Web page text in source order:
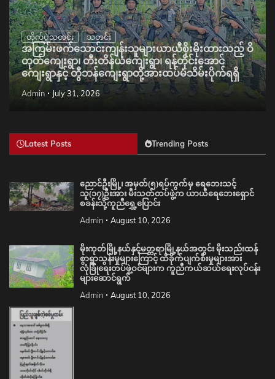
တိုက်ပွဲသတင်း သတင်း
အကြမ်းဖက်သောင်းကျန်းသူများယာယီစိုးမိုးထားသည့် ဝိ
တုတ်ကျေးရွာ၊ တီးတိန်ယံကျေးရွာ၊ ရန်တိုင်းအောင်
ကျေးရွာနှင့် တွီဘန်ကျေးရွာတို့အားထပ်မံသိမ်းပိုက်ရရှိ
Admin July 31, 2026
Latest Posts Trending Posts
ညောင်ဦးမြို့၊ အမှတ်(၅)ရပ်ကွက်မှ ရေဘေးသင့်
သူ(၁၇)ဦးအား မီးသတ်တပ်ဖွဲ့က ယာယီရေဘေးရှောင်
စခန်းသို့ကူညီရွှေ့ပြောင်း
Admin August 10, 2026
မိုးကုတ်မြို့နယ်နှင့်မတ္တရာမြို့နယ်အတွင်း မိုးသည်းထန်
စွာရွာသွန်းမှုများကြောင့် ထိခိုက်ပျက်စီးမှုများအား
လုံခြုံရေးတပ်ဖွဲ့ဝင်များက ကူညီကယ်ဆယ်ရေးလုပ်ငန်း
များဆောင်ရွက်
Admin August 10, 2026